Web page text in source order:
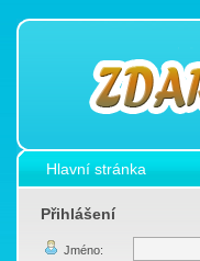
Hlavní stránka
Přihlášení
Jméno: